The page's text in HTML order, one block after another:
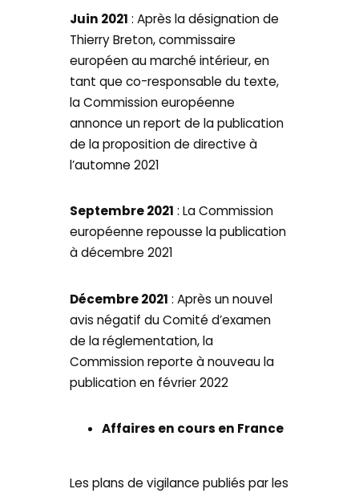
Juin 2021 : Après la désignation de
Thierry Breton, commissaire
européen au marché intérieur, en
tant que co-responsable du texte,
la Commission européenne
annonce un report de la publication
de la proposition de directive à
l’automne 2021
Septembre 2021 : La Commission
européenne repousse la publication
à décembre 2021
Décembre 2021 : Après un nouvel
avis négatif du Comité d’examen
de la réglementation, la
Commission reporte à nouveau la
publication en février 2022
Affaires en cours en France
Les plans de vigilance publiés par les